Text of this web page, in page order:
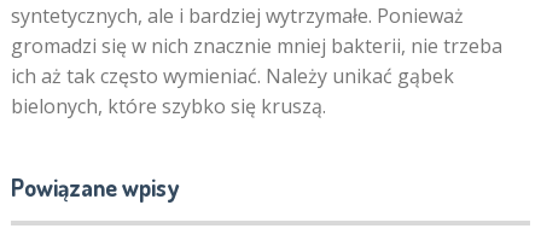
syntetycznych, ale i bardziej wytrzymałe. Ponieważ
gromadzi się w nich znacznie mniej bakterii, nie trzeba
ich aż tak często wymieniać. Należy unikać gąbek
bielonych, które szybko się kruszą.
Powiązane wpisy